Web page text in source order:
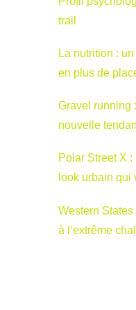
trail
La nutrition :
en plus de
Gravel running
nouvelle
Polar Street X
look urbain qui
Western
à l’extrême